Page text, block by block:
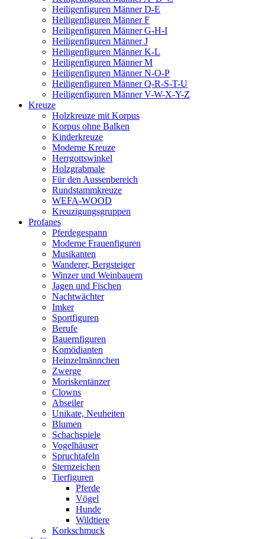
Heiligenfiguren Männer D-E
Heiligenfiguren Männer F
Heiligenfiguren Männer G-H-I
Heiligenfiguren Männer J
Heiligenfiguren Männer K-L
Heiligenfiguren Männer M
Heiligenfiguren Männer N-O-P
Heiligenfiguren Männer Q-R-S-T-U
Heiligenfiguren Männer V-W-X-Y-Z
Kreuze
Holzkreuze mit Korpus
Korpus ohne Balken
Kinderkreuze
Moderne Kreuze
Herrgottswinkel
Holzgrabmale
Für den Aussenbereich
Rundstammkreuze
WEFA-WOOD
Kreuzigungsgruppen
Profanes
Pferdegespann
Moderne Frauenfiguren
Musikanten
Wanderer, Bergsteiger
Winzer und Weinbauern
Jagen und Fischen
Nachtwächter
Imker
Sportfiguren
Berufe
Bauernfiguren
Komödianten
Heinzelmännchen
Zwerge
Moriskentänzer
Clowns
Abseiler
Unikate, Neuheiten
Blumen
Schachspiele
Vogelhäuser
Spruchtafeln
Sternzeichen
Tierfiguren
Pferde
Vögel
Hunde
Wildtiere
Korkschmuck